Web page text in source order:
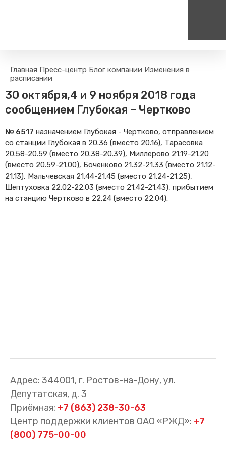
Пассажирам
Правила проезда
Часто задаваемые вопросы
Тарифы и льготы
Режим работы билетных
касс
Абонементные билеты
Мобильные приложения
Маломобильным
Пассажирам
Туризм
Веломаршруты
Аудиогиды
Единый номер вызова экстренных служб
112
Главная Пресс-центр Блог компании Изменения в
расписании
30 октября,4 и 9 ноября 2018 года
сообщением Глубокая – Чертково
№ 6517 назначением Глубокая - Чертково, отправлением
со станции Глубокая в 20.36 (вместо 20.16), Тарасовка
20.58-20.59 (вместо 20.38-20.39), Миллерово 21.19-21.20
(вместо 20.59-21.00), Боченково 21.32-21.33 (вместо 21.12-
21.13), Мальчевская 21.44-21.45 (вместо 21.24-21.25),
Шептуховка 22.02-22.03 (вместо 21.42-21.43), прибытием
на станцию Чертково в 22.24 (вместо 22.04).
Адрес: 344001, г. Ростов-на-Дону, ул.
Депутатская, д. 3
Приёмная: +7 (863) 238-30-63
Центр поддержки клиентов ОАО «РЖД»: +7
(800) 775-00-00